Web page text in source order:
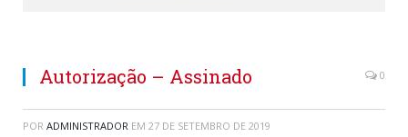
Autorização – Assinado 0
POR ADMINISTRADOR EM 27 DE SETEMBRO DE 2019